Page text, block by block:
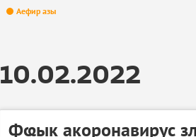
Аефир азы
10.02.2022
Фҩык акоронавирус